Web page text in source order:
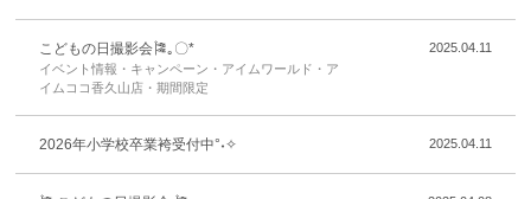
こどもの日撮影会🎏｡〇*
イベント情報・キャンペーン・アイムワールド・ア
イムココ香久山店・期間限定
2025.04.11
2026年小学校卒業袴受付中°˖✧ 2025.04.11